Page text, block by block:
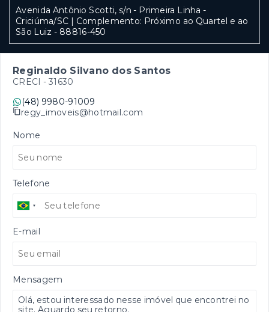
Avenida Antônio Scotti, s/n - Primeira Linha -
Criciúma/SC | Complemento: Próximo ao Quartel e ao
São Luiz - 88816-450
Reginaldo Silvano dos Santos
CRECI - 31630
(48) 9980-91009
regy_imoveis@hotmail.com
Nome
Telefone
E-mail
Mensagem